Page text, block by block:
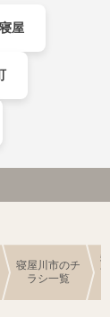
寝屋
寝屋川市のチ
ラシ一覧